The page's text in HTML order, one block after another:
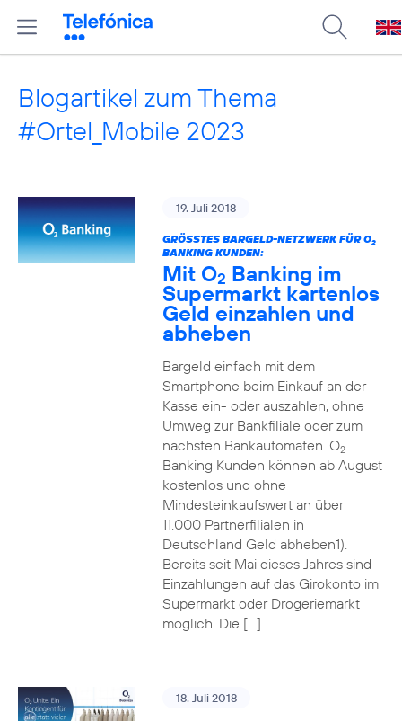
Blogartikel zum Thema
#Ortel_Mobile 2023
19. Juli 2018
GRÖSSTES BARGELD-NETZWERK FÜR O 2
BANKING KUNDEN:
Mit O2 Banking im
Supermarkt kartenlos
Geld einzahlen und
abheben
Bargeld einfach mit dem
Smartphone beim Einkauf an der
Kasse ein- oder auszahlen, ohne
Umweg zur Bankfiliale oder zum
nächsten Bankautomaten. O2
Banking Kunden können ab August
kostenlos und ohne
Mindesteinkaufswert an über
11.000 Partnerfilialen in
Deutschland Geld abheben1).
Bereits seit Mai dieses Jahres sind
Einzahlungen auf das Girokonto im
Supermarkt oder Drogeriemarkt
möglich. Die […]
18. Juli 2018